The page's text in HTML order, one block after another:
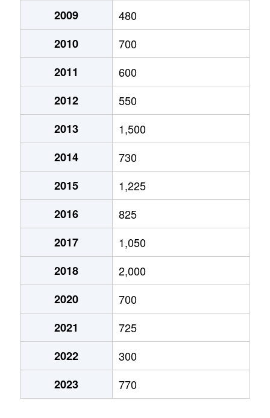
2009
480
2010
700
2011
600
2012
550
2013
1,500
2014
730
2015
1,225
2016
825
2017
1,050
2018
2,000
2020
700
2021
725
2022
300
2023
770